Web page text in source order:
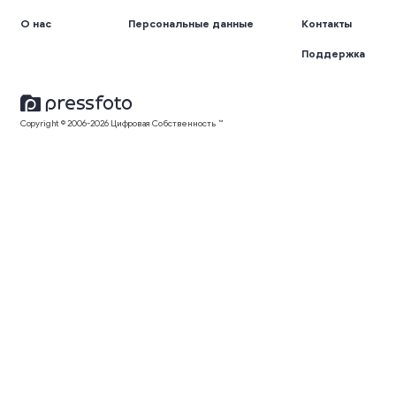
О нас Персональные данные Контакты
Поддержка
Copyright © 2006-2026 Цифровая Собственность ™